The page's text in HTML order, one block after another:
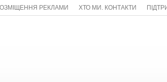
РЕКЛАМИ ХТО МИ. КОНТАКТИ